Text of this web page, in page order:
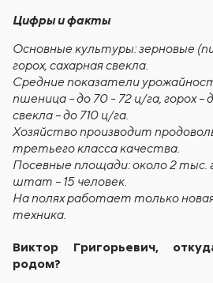
Цифры и факты
Основные культуры: зерновые
горох, сахарная свекла.
Средние показатели
пшеница – до 70 - 72 ц/га, горох –
свекла – до 710 ц/га.
Хозяйство производит
третьего класса качества.
Посевные площади: около 2 тыс.
штат – 15 человек.
На полях работает только
техника.
Виктор Григорьевич,
родом?